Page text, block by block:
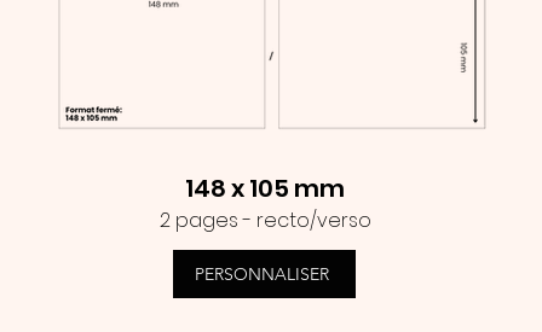
148 x 105 mm
2 pages - recto/verso
PERSONNALISER